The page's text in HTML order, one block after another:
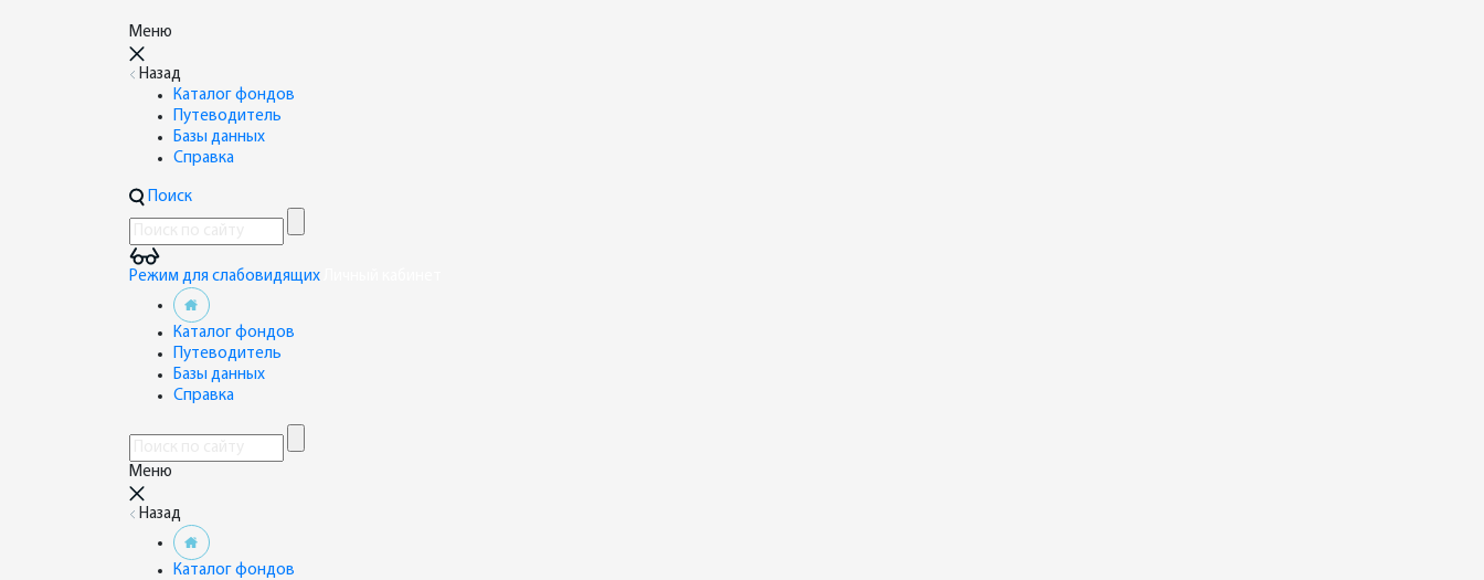
Меню
Назад
Каталог фондов
Путеводитель
Базы данных
Справка
Поиск
Режим для слабовидящих
Каталог фондов
Путеводитель
Базы данных
Справка
Меню
Назад
Каталог фондов